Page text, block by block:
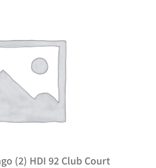
(2) HDI 92 Club Court